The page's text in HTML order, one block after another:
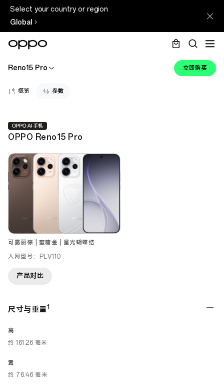
Select your country or region
Global
Reno15 Pro 立即购买
概览 参数
OPPO Reno15 Pro
可露丽棕 | 蜜糖金 | 星光蝴蝶结
入网型号：PLV110
产品对比
尺寸与重量1
高
约 161.26 毫米
宽
约 76.46 毫米